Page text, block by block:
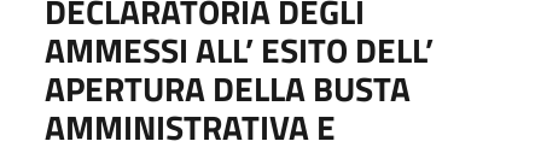
DECLARATORIA DEGLI
AMMESSI ALL’ ESITO DELL’
APERTURA DELLA BUSTA
AMMINISTRATIVA E